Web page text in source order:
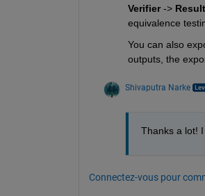
Verifier ->
equivalence
You can also
outputs, the
Shivaputra Narke
Thanks a lot!
Connectez-vous pour